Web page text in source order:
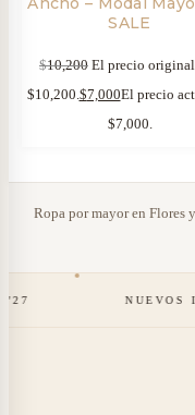
SALE
$10,200 El precio original
$10,200.$7,000El precio
$7,000.
Ropa por mayor en Flores
NUEVOS